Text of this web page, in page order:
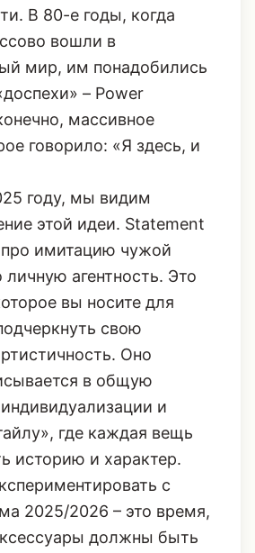
В 80-е годы, когда
вошли в
мир, им понадобились
– Power
массивное
говорило: «Я здесь, и
году, мы видим
этой идеи. Statement
про имитацию чужой
личную агентность. Это
вы носите для
свою
Оно
в общую
и
где каждая вещь
историю и характер.
с
2025/2026 – это время,
должны быть